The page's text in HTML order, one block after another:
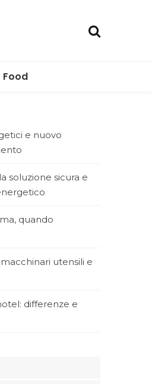
Food
e nuovo
soluzione sicura e
quando
utensili e
differenze e